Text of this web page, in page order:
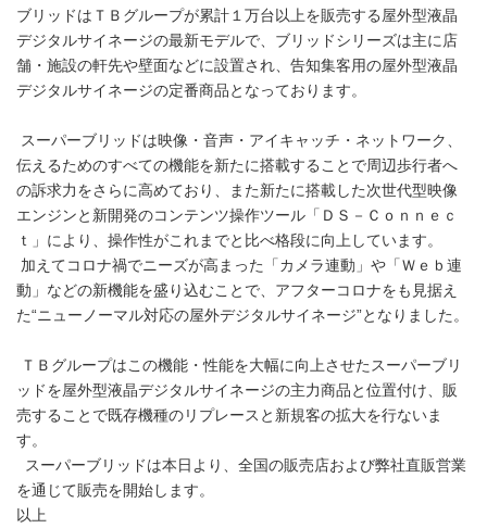
ブリッドはＴＢグループが累計１万台以上を販売する屋外型液晶
デジタルサイネージの最新モデルで、ブリッドシリーズは主に店
舗・施設の軒先や壁面などに設置され、告知集客用の屋外型液晶
デジタルサイネージの定番商品となっております。
スーパーブリッドは映像・音声・アイキャッチ・ネットワーク、
伝えるためのすべての機能を新たに搭載することで周辺歩行者へ
の訴求力をさらに高めており、また新たに搭載した次世代型映像
エンジンと新開発のコンテンツ操作ツール「ＤＳ－Ｃｏｎｎｅｃ
ｔ」により、操作性がこれまでと比べ格段に向上しています。
加えてコロナ禍でニーズが高まった「カメラ連動」や「Ｗｅｂ連
動」などの新機能を盛り込むことで、アフターコロナをも見据え
た“ニューノーマル対応の屋外デジタルサイネージ”となりました。
ＴＢグループはこの機能・性能を大幅に向上させたスーパーブリ
ッドを屋外型液晶デジタルサイネージの主力商品と位置付け、販
売することで既存機種のリプレースと新規客の拡大を行ないま
す。
スーパーブリッドは本日より、全国の販売店および弊社直販営業
を通じて販売を開始します。
以上